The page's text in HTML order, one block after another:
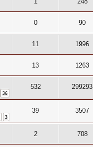
0 90
11 1996
13 1263
36
532 299293
3
39 3507
2 708